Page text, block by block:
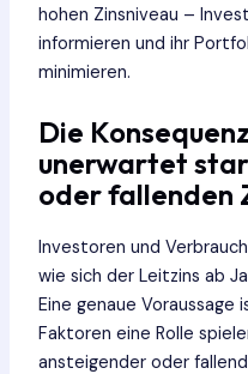
hohen Zinsniveau –
informieren und ihr
minimieren.
Die
unerwartet
oder fallenden
Investoren und
wie sich der Leitzins ab
Eine genaue Voraussage
Faktoren eine Rolle
ansteigender oder